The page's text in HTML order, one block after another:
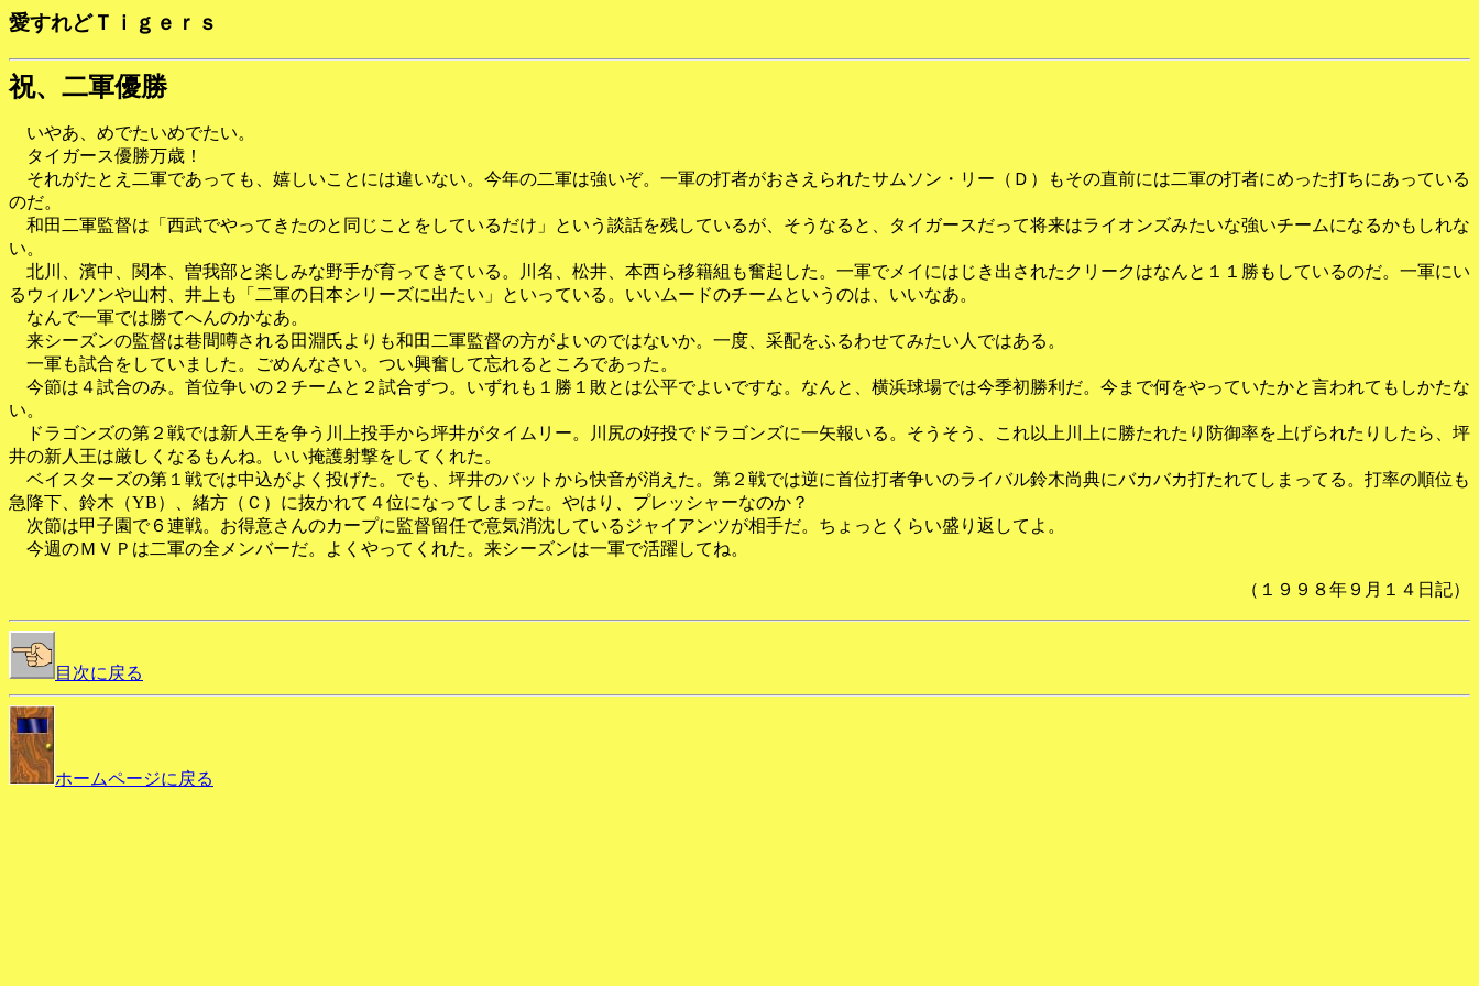
愛すれどＴｉｇｅｒｓ
祝、二軍優勝
いやあ、めでたいめでたい。
タイガース優勝万歳！
それがたとえ二軍であっても、嬉しいことには違いない。今年の二軍は強いぞ。一軍の打者がおさえられたサムソン・リー（Ｄ）もその直前には二軍の打者にめった打ちにあっている
のだ。
和田二軍監督は「西武でやってきたのと同じことをしているだけ」という談話を残しているが、そうなると、タイガースだって将来はライオンズみたいな強いチームになるかもしれな
い。
北川、濱中、関本、曽我部と楽しみな野手が育ってきている。川名、松井、本西ら移籍組も奮起した。一軍でメイにはじき出されたクリークはなんと１１勝もしているのだ。一軍にい
るウィルソンや山村、井上も「二軍の日本シリーズに出たい」といっている。いいムードのチームというのは、いいなあ。
なんで一軍では勝てへんのかなあ。
来シーズンの監督は巷間噂される田淵氏よりも和田二軍監督の方がよいのではないか。一度、采配をふるわせてみたい人ではある。
一軍も試合をしていました。ごめんなさい。つい興奮して忘れるところであった。
今節は４試合のみ。首位争いの２チームと２試合ずつ。いずれも１勝１敗とは公平でよいですな。なんと、横浜球場では今季初勝利だ。今まで何をやっていたかと言われてもしかたな
い。
ドラゴンズの第２戦では新人王を争う川上投手から坪井がタイムリー。川尻の好投でドラゴンズに一矢報いる。そうそう、これ以上川上に勝たれたり防御率を上げられたりしたら、坪
井の新人王は厳しくなるもんね。いい掩護射撃をしてくれた。
ベイスターズの第１戦では中込がよく投げた。でも、坪井のバットから快音が消えた。第２戦では逆に首位打者争いのライバル鈴木尚典にバカバカ打たれてしまってる。打率の順位も
急降下、鈴木（YB）、緒方（Ｃ）に抜かれて４位になってしまった。やはり、プレッシャーなのか？
次節は甲子園で６連戦。お得意さんのカープに監督留任で意気消沈しているジャイアンツが相手だ。ちょっとくらい盛り返してよ。
今週のＭＶＰは二軍の全メンバーだ。よくやってくれた。来シーズンは一軍で活躍してね。
（１９９８年９月１４日記）
目次に戻る
ホームページに戻る